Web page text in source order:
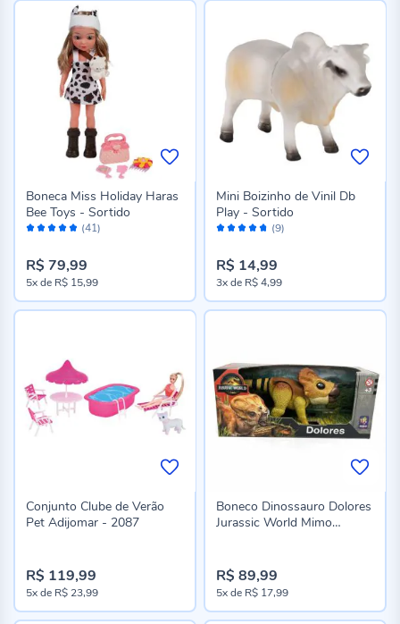
Avaliação: (41)
Boneca Miss Holiday Haras
Bee Toys - Sortido
R$ 79,99
5xde R$ 15,99
Avaliação: (9)
Mini Boizinho de Vinil Db
Play - Sortido
R$ 14,99
3xde R$ 4,99
Conjunto Clube de Verão
Pet Adijomar - 2087
R$ 119,99
5xde R$ 23,99
Boneco Dinossauro Dolores
Jurassic World Mimo
R$ 89,99
5xde R$ 17,99